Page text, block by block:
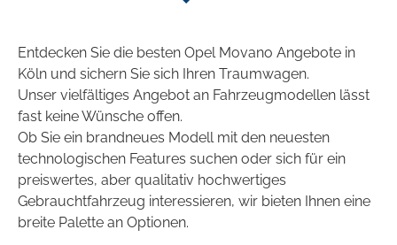
Entdecken Sie die besten Opel Movano Angebote in
Köln und sichern Sie sich Ihren Traumwagen.
Unser vielfältiges Angebot an Fahrzeugmodellen lässt
fast keine Wünsche offen.
Ob Sie ein brandneues Modell mit den neuesten
technologischen Features suchen oder sich für ein
preiswertes, aber qualitativ hochwertiges
Gebrauchtfahrzeug interessieren, wir bieten Ihnen eine
breite Palette an Optionen.